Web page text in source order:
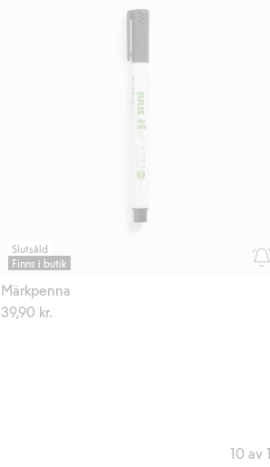
Slutsåld
Finns i butik
Märkpenna
39,90 kr.
10 av